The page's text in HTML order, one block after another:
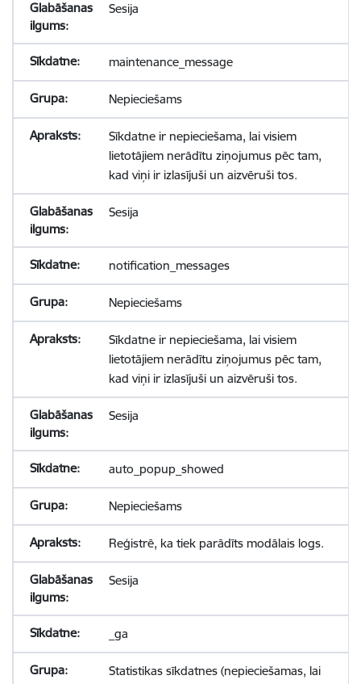
Sesija
maintenance_message
Nepieciešams
Sīkdatne ir nepieciešama, lai visiem
lietotājiem nerādītu ziņojumus pēc tam,
kad viņi ir izlasījuši un aizvēruši tos.
Sesija
notification_messages
Nepieciešams
Sīkdatne ir nepieciešama, lai visiem
lietotājiem nerādītu ziņojumus pēc tam,
kad viņi ir izlasījuši un aizvēruši tos.
Sesija
auto_popup_showed
Nepieciešams
Reģistrē, ka tiek parādīts modālais logs.
Sesija
_ga
Statistikas sīkdatnes (nepieciešamas, lai